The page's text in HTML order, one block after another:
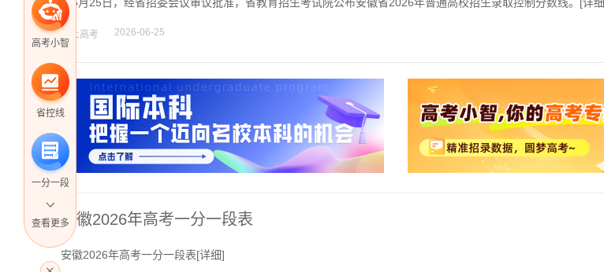
高考小智
省控线
一分一段
高考直播
查看更多
掌上高考 2026-06-25
安徽2026年高考一分一段表
安徽2026年高考一分一段表[详细]